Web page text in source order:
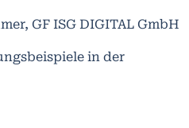
GF ISG DIGITAL GmbH
in der